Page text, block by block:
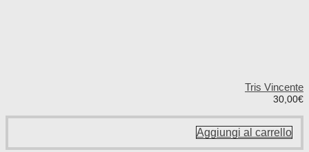
Tris Vincente
30,00€
Aggiungi al carrello